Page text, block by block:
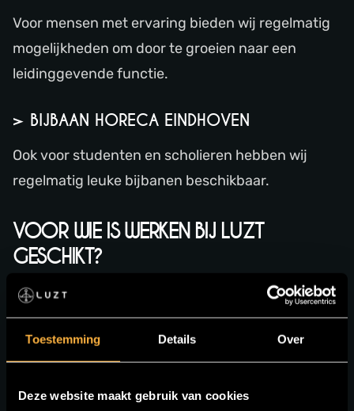
Toestemming Details Over
Deze website maakt gebruik van cookies
Voor mensen met ervaring bieden wij regelmatig
mogelijkheden om door te groeien naar een
leidinggevende functie.
> BIJBAAN HORECA EINDHOVEN
Ook voor studenten en scholieren hebben wij
regelmatig leuke bijbanen beschikbaar.
VOOR WIE IS WERKEN BIJ LUZT
GESCHIKT?
> STUDENTEN